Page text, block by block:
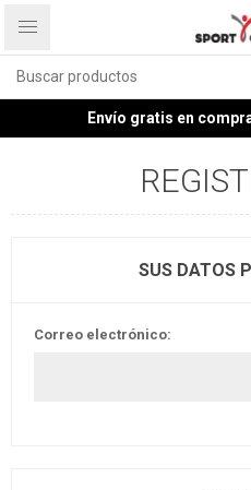
Envío gratis en
SUS DATOS
Correo electrónico: